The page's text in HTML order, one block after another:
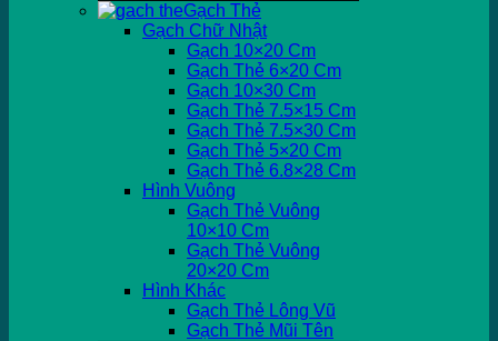
Gạch Thẻ
Gạch Chữ Nhật
Gạch 10×20 Cm
Gạch Thẻ 6×20 Cm
Gạch 10×30 Cm
Gạch Thẻ 7.5×15 Cm
Gạch Thẻ 7.5×30 Cm
Gạch Thẻ 5×20 Cm
Gạch Thẻ 6.8×28 Cm
Hình Vuông
Gạch Thẻ Vuông
10×10 Cm
Gạch Thẻ Vuông
20×20 Cm
Hình Khác
Gạch Thẻ Lông Vũ
Gạch Thẻ Mũi Tên